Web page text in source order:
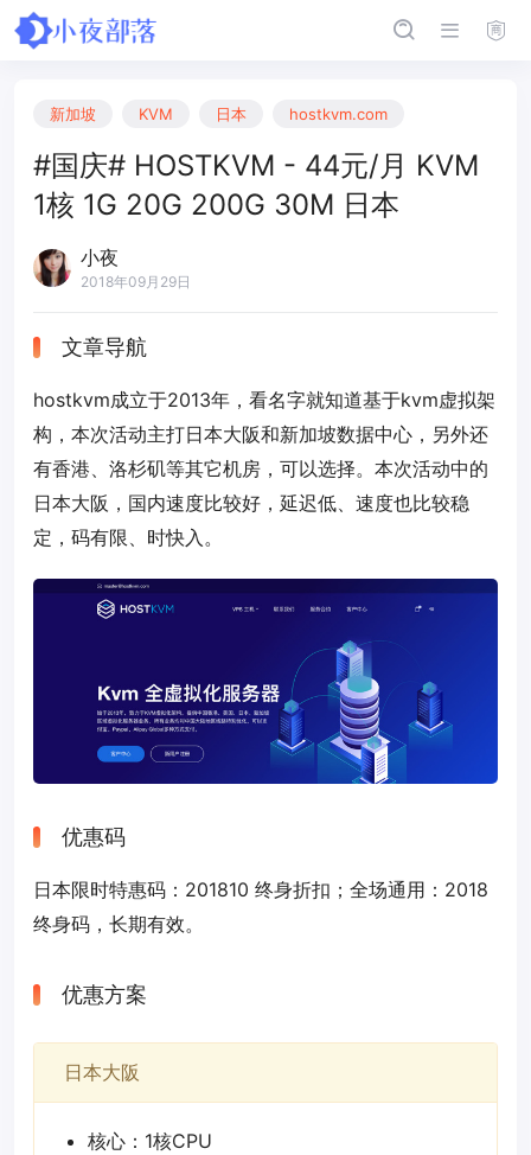
新加坡 KVM 日本 hostkvm.com
#国庆# HOSTKVM - 44元/月 KVM
1核 1G 20G 200G 30M 日本
小夜
2018年09月29日
文章导航
hostkvm成立于2013年，看名字就知道基于kvm虚拟架
构，本次活动主打日本大阪和新加坡数据中心，另外还
有香港、洛杉矶等其它机房，可以选择。本次活动中的
日本大阪，国内速度比较好，延迟低、速度也比较稳
定，码有限、时快入。
优惠码
日本限时特惠码： 201810 终身折扣；全场通用： 2018
终身码，长期有效。
优惠方案
日本大阪
核心：1核CPU